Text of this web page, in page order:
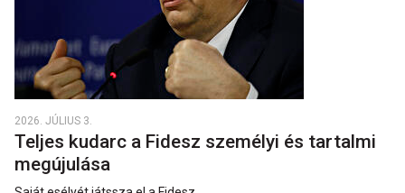
2026. JÚLIUS 3.
Teljes kudarc a Fidesz személyi és tartalmi
megújulása